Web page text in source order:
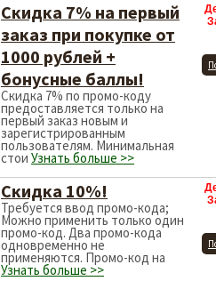
Скидка 7% на первый
заказ при покупке от
1000 рублей +
бонусные баллы!
Скидка 7% по промо-коду
предоставляется только на
первый заказ новым и
зарегистрированным
пользователям. Минимальная
стои Узнать больше >>
Скидка 10%!
Требуется ввод промо-кода;
Можно применить только один
промо-код. Два промо-кода
одновременно не
применяются. Промо-код на
Узнать больше >>